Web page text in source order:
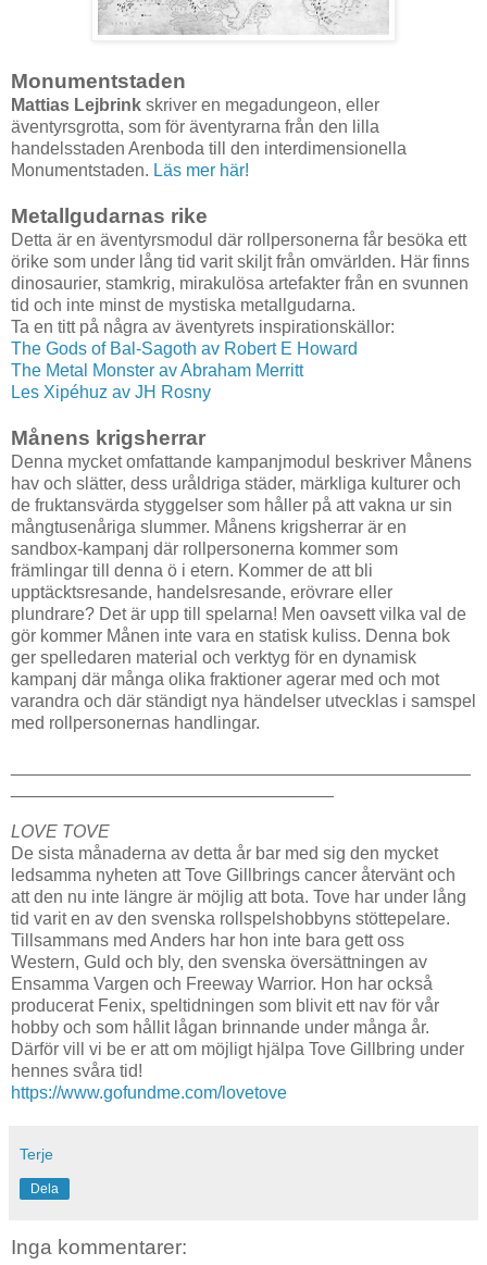
Monumentstaden
Mattias Lejbrink skriver en megadungeon, eller
äventyrsgrotta, som för äventyrarna från den lilla
handelsstaden Arenboda till den interdimensionella
Monumentstaden. Läs mer här!
Metallgudarnas rike
Detta är en äventyrsmodul där rollpersonerna får besöka ett
örike som under lång tid varit skiljt från omvärlden. Här finns
dinosaurier, stamkrig, mirakulösa artefakter från en svunnen
tid och inte minst de mystiska metallgudarna.
Ta en titt på några av äventyrets inspirationskällor:
The Gods of Bal-Sagoth av Robert E Howard
The Metal Monster av Abraham Merritt
Les Xipéhuz av JH Rosny
Månens krigsherrar
Denna mycket omfattande kampanjmodul beskriver Månens
hav och slätter, dess uråldriga städer, märkliga kulturer och
de fruktansvärda styggelser som håller på att vakna ur sin
mångtusenåriga slummer. Månens krigsherrar är en
sandbox-kampanj där rollpersonerna kommer som
främlingar till denna ö i etern. Kommer de att bli
upptäcktsresande, handelsresande, erövrare eller
plundrare? Det är upp till spelarna! Men oavsett vilka val de
gör kommer Månen inte vara en statisk kuliss. Denna bok
ger spelledaren material och verktyg för en dynamisk
kampanj där många olika fraktioner agerar med och mot
varandra och där ständigt nya händelser utvecklas i samspel
med rollpersonernas handlingar.
LOVE TOVE
De sista månaderna av detta år bar med sig den mycket
ledsamma nyheten att Tove Gillbrings cancer återvänt och
att den nu inte längre är möjlig att bota. Tove har under lång
tid varit en av den svenska rollspelshobbyns stöttepelare.
Tillsammans med Anders har hon inte bara gett oss
Western, Guld och bly, den svenska översättningen av
Ensamma Vargen och Freeway Warrior. Hon har också
producerat Fenix, speltidningen som blivit ett nav för vår
hobby och som hållit lågan brinnande under många år.
Därför vill vi be er att om möjligt hjälpa Tove Gillbring under
hennes svåra tid!
https://www.gofundme.com/lovetove
Terje
Dela
Inga kommentarer: